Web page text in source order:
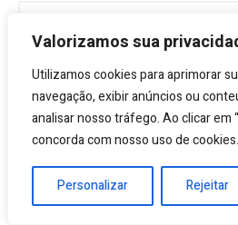
Valorizamos sua
Utilizamos cookies para aprimorar
navegação, exibir anúncios ou
analisar nosso tráfego. Ao clicar em
concorda com nosso uso de cookies.
Personalizar Rejeitar
E-mail*
Site